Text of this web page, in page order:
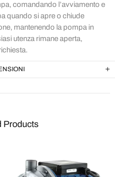
comandando l’avviamento e
quando si apre o chiude
mantenendo la pompa in
utenza rimane aperta,
Products